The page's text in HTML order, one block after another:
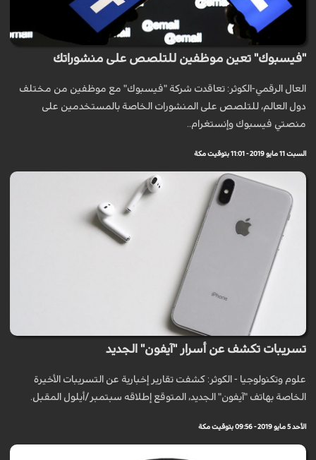
"فيسبوك" تعين موظفين للتلصص على منشوراتك
العال الرقمي-الكوثر: تعاقدت شركة "فيسبوك" مع موظفين من مختلف
دول العالم، للتلصص على المنشورات الخاصة بالمستخدمين على
منصتي فيسبوك وإنستغرام..
السبت 11 مايو 2019 - 11:01 بتوقيت مكة
تسريبات تكشف عن أسرار "آيفون" الجديد
علوم وتكنولوجيا - الكوثر: كشفت تقارير إخبارية عن التسريبات الأخيرة
الخاصة بهاتف "آيفون" الجديد، المتوقع إطلاقه سبتمبر/أيلول المقبل.
الأحد 5 مايو 2019 - 09:56 بتوقيت مكة